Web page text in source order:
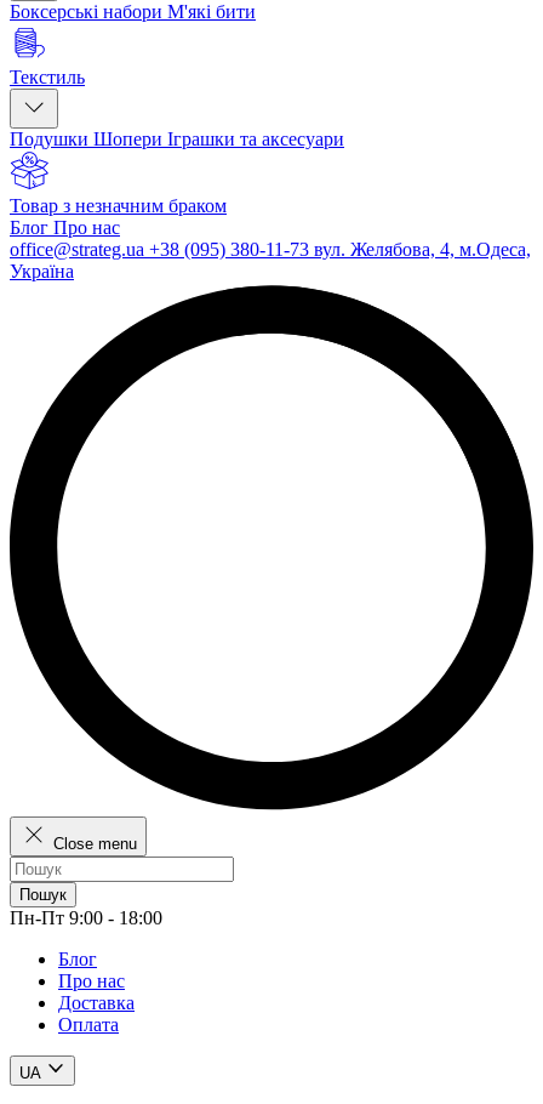
Боксерські набори М'які бити
Текстиль
Подушки Шопери Іграшки та аксесуари
Товар з незначним браком
Блог Про нас
office@strateg.ua +38 (095) 380-11-73 вул. Желябова, 4, м.Одеса,
Україна
Close menu
Пошук
Пн-Пт 9:00 - 18:00
Блог
Про нас
Доставка
Оплата
UA